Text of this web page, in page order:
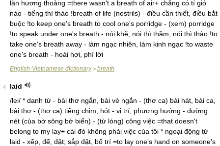
làn hương thoảng =there wasn't a breath of air+ chẳng có tí gió
nào - tiếng thì thào !breath of life (nostrils) - điều cần thiết, điều bắt
buộc !to keep one's breath to cool one's porridge - (xem) porridge
!to speak under one's breath - nói khẽ, nói thì thầm, nói thì thào !to
take one's breath away - làm ngạc nhiên, làm kinh ngạc !to waste
one's breath - hoài hơi, phí lời
English-Vietnamese dictionary> breath
4
laid
/lei/ * danh từ - bài thơ ngắn, bài vè ngắn - (thơ ca) bài hát, bài ca,
bài thơ - (thơ ca) tiếng chim, hót - vị trí, phương hướng - đường
nét (của bờ sông bờ biển) - (từ lóng) công việc =that doesn't
belong to my lay+ cái đó không phải việc của tôi * ngoại động từ
laid - xếp, để, đặt; sắp đặt, bố trí =to lay one's hand on someone's